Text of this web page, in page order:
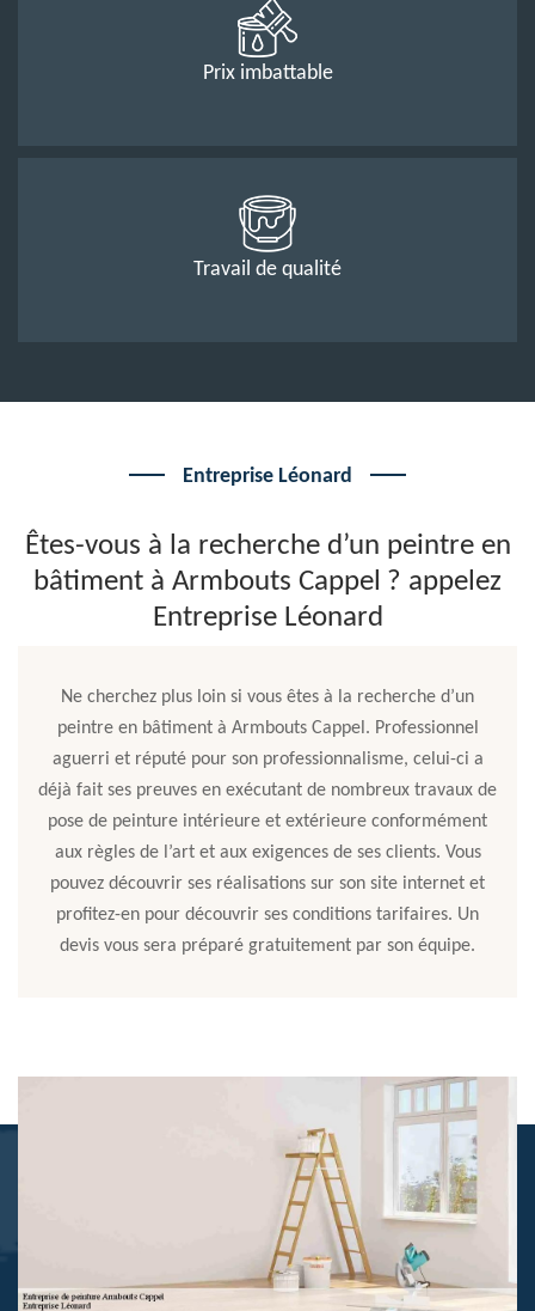
Prix imbattable
Travail de qualité
Entreprise Léonard
Êtes-vous à la recherche d’un peintre en
bâtiment à Armbouts Cappel ? appelez
Entreprise Léonard
Ne cherchez plus loin si vous êtes à la recherche d’un
peintre en bâtiment à Armbouts Cappel. Professionnel
aguerri et réputé pour son professionnalisme, celui-ci a
déjà fait ses preuves en exécutant de nombreux travaux de
pose de peinture intérieure et extérieure conformément
aux règles de l’art et aux exigences de ses clients. Vous
pouvez découvrir ses réalisations sur son site internet et
profitez-en pour découvrir ses conditions tarifaires. Un
devis vous sera préparé gratuitement par son équipe.